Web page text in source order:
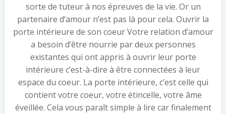
sorte de tuteur à nos épreuves de la vie. Or un
partenaire d’amour n’est pas là pour cela. Ouvrir la
porte intérieure de son coeur Votre relation d’amour
a besoin d’être nourrie par deux personnes
existantes qui ont appris à ouvrir leur porte
intérieure c’est-à-dire à être connectées à leur
espace du coeur. La porte intérieure, c’est celle qui
contient votre coeur, votre étincelle, votre âme
éveillée. Cela vous paraît simple à lire car finalement